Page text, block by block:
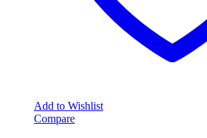
Add to Wishlist
Compare